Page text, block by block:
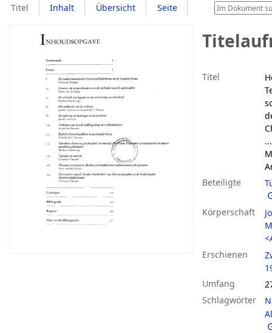
Titel Inhalt Übersicht Seite
Titel
Beteiligte
Körperschaft
Erschienen
Umfang
Schlagwörter